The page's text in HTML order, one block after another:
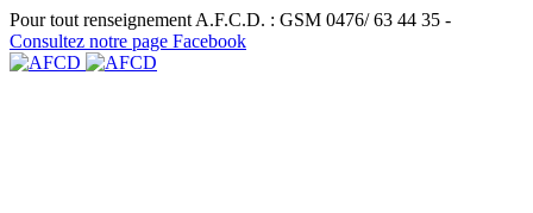
Pour tout renseignement A.F.C.D. : GSM 0476/ 63 44 35 -
Consultez notre page Facebook